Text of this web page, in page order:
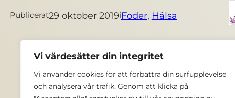
Vi värdesätter din integritet
Vi använder cookies för att förbättra din surfupplevelse
och analysera vår trafik. Genom att klicka på
Publicerat29 oktober 2019iFoder, Hälsa